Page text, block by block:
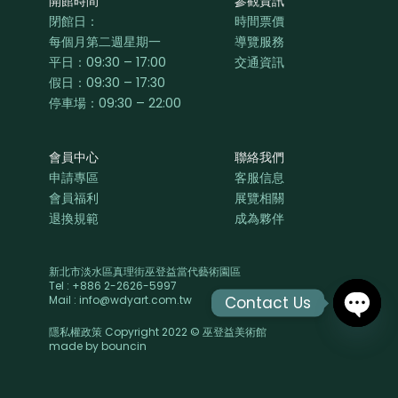
閉館日：
每個月第二週星期一
平日： 09:30 – 17:00
假日：09:30 – 17:30
停車場：09:30 – 22:00
時間票價
導覽服務
交通資訊
會員中心
申請專區
會員福利
退換規範
聯絡我們
客服信息
展覽相關
成為夥伴
新北市淡水區真理街巫登益當代藝術園區
Tel : +886 2-2626-5997
Mail : info@wdyart.com.tw
隱私權政策 Copyright 2022 © 巫登益美術館
made by bouncin
Contact Us